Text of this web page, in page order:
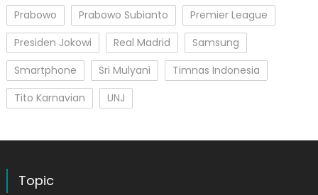
Prabowo
Prabowo Subianto
Premier League
Presiden Jokowi
Real Madrid
Samsung
Smartphone
Sri Mulyani
Timnas Indonesia
Tito Karnavian
UNJ
Topic